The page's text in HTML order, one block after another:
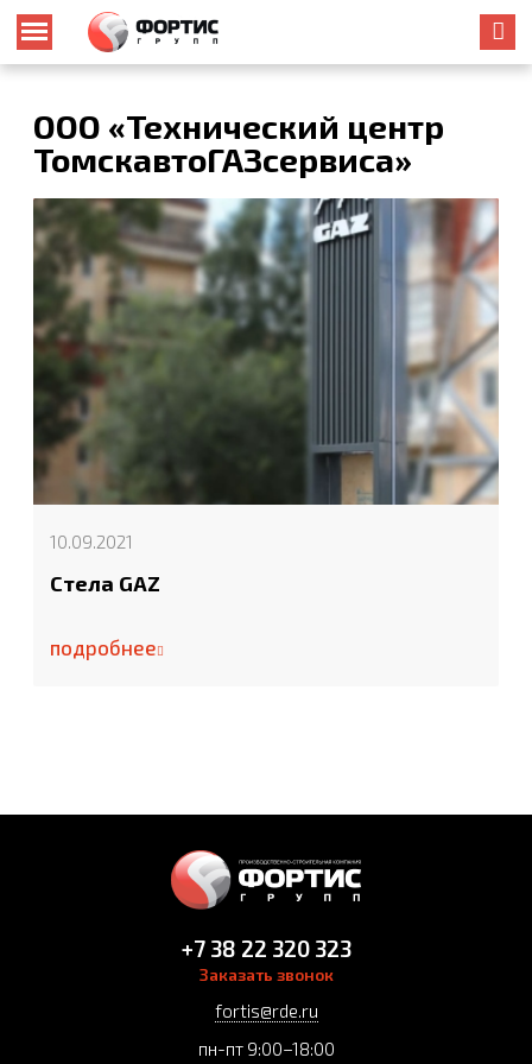
ООО «Технический центр
ТомскавтоГАЗсервиса»
10.09.2021
Стела GAZ
подробнее
+7 38 22 320 323
Заказать звонок
fortis@rde.ru
пн-пт 9:00–18:00